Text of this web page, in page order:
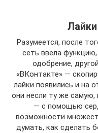
Лайки
Разумеется, после
сеть ввела
одобрение,
«ВКонтакте» —
лайки появились и на
они несли ту же самую,
— с помощью
возможности
думать, как сделать